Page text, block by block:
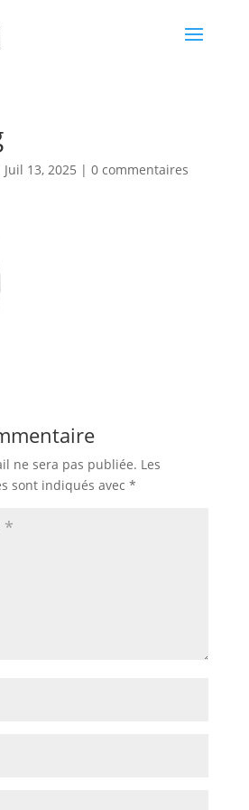
Juil 13, 2025 | 0 commentaires
ne sera pas publiée. Les
sont indiqués avec *